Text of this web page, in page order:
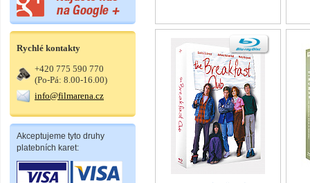
Rychlé kontakty
+420 775 590 770
(Po-Pá: 8.00-16.00)
info@filmarena.cz
Akceptujeme tyto druhy
platebních karet: